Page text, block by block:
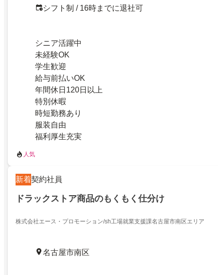
シフト制 / 16時までに退社可
シニア活躍中
未経験OK
学生歓迎
給与前払いOK
年間休日120日以上
特別休暇
時短勤務あり
服装自由
福利厚生充実
人気
新着契約社員
ドラックストア商品のもくもく仕分け
株式会社エース・プロモーション/sh工場就業支援課名古屋市南区エリア
名古屋市南区